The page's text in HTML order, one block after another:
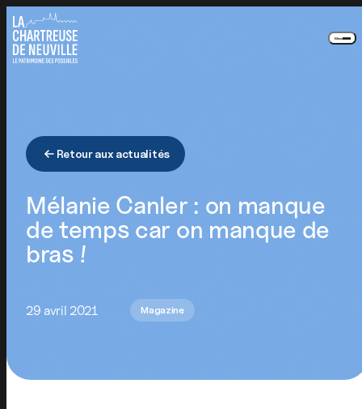
Menu
Retour aux actualités
Mélanie Canler : on manque
de temps car on manque de
bras !
29 avril 2021 Magazine
Panneau de gestion des cookies